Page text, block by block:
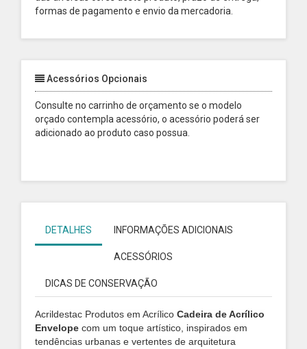
formas de pagamento e envio da mercadoria.
Acessórios Opcionais
Consulte no carrinho de orçamento se o modelo
orçado contempla acessório, o acessório poderá ser
adicionado ao produto caso possua.
DETALHES INFORMAÇÕES ADICIONAIS
ACESSÓRIOS
DICAS DE CONSERVAÇÃO
Acrildestac Produtos em Acrílico Cadeira de Acrílico
Envelope com um toque artístico, inspirados em
tendências urbanas e vertentes de arquitetura